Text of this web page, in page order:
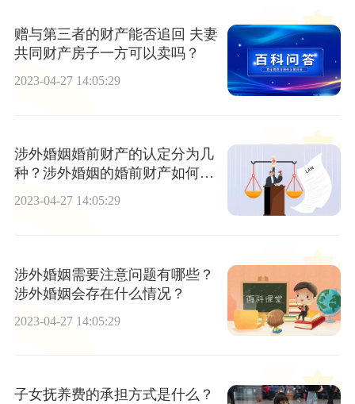
赠与第三者的财产能否追回 夫妻
共同财产房子一方可以卖吗？
2023-04-27 14:05:29
涉外婚姻婚前财产的认定分为几
种？涉外婚姻的婚前财产如何认
定？
2023-04-27 14:05:29
涉外婚姻需要注意问题有哪些？
涉外婚姻会存在什么情况？
2023-04-27 14:05:29
子女抚养费的承担方式是什么？